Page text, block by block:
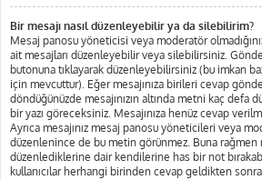
Bir mesajı nasıl düzenleyebilir ya da silebilirim?
Mesaj panosu yöneticisi veya moderatör
ait mesajları düzenleyebilir veya silebilirsiniz.
butonuna tıklayarak düzenleyebilirsiniz (bu imkan
için mevcuttur). Eğer mesajınıza birileri cevap
döndüğünüzde mesajınızın altında metni kaç defa
bir yazı göreceksiniz. Mesajınıza henüz cevap
Ayrıca mesajınız mesaj panosu yöneticileri veya
düzenlenince de bu metin görünmez. Buna rağmen
düzenlediklerine dair kendilerine has bir not
kullanıcılar herhangi birinden cevap geldikten